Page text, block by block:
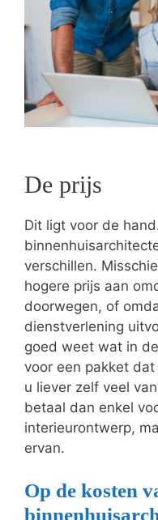
De prijs
Dit ligt voor de
verschillen.
hogere prijs aan
doorwegen, of
dienstverlening
goed weet wat in
voor een pakket
u liever zelf veel
betaal dan enkel
interieurontwerp,
ervan.
Op de kosten